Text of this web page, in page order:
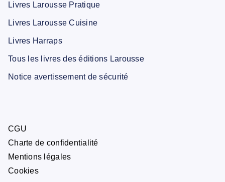
Livres Larousse Pratique
Livres Larousse Cuisine
Livres Harraps
Tous les livres des éditions Larousse
Notice avertissement de sécurité
CGU
Charte de confidentialité
Mentions légales
Cookies